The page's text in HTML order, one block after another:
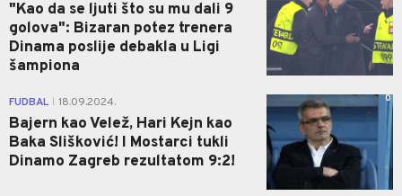
"Kao da se ljuti što su mu dali 9
golova": Bizaran potez trenera
Dinama poslije debakla u Ligi
šampiona
FUDBAL 18.09.2024.
Bajern kao Velež, Hari Kejn kao
Baka Slišković! I Mostarci tukli
Dinamo Zagreb rezultatom 9:2!
0